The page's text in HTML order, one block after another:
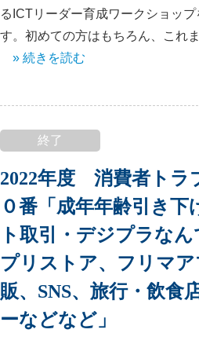
るICTリーダー育成ワークショッ
す。初めての方はもちろん、これ
» 続きを読む
終了
2022年度 消費者トラ
０番「成年年齢引き
ト取引・デジプラな
プリストア、フリマ
販、SNS、旅行・飲食
ーなどなど」